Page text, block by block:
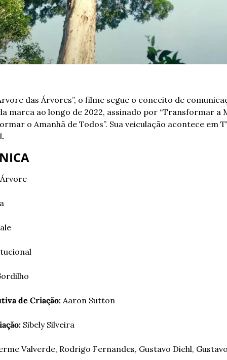
das Árvores”, o filme segue o conceito de
marca ao longo de 2022, assinado por “Transformar a
o Amanhã de Todos”. Sua veiculação acontece em
.
de Criação: Aaron Sutton
Sibely Silveira
Valverde, Rodrigo Fernandes, Gustavo Diehl,